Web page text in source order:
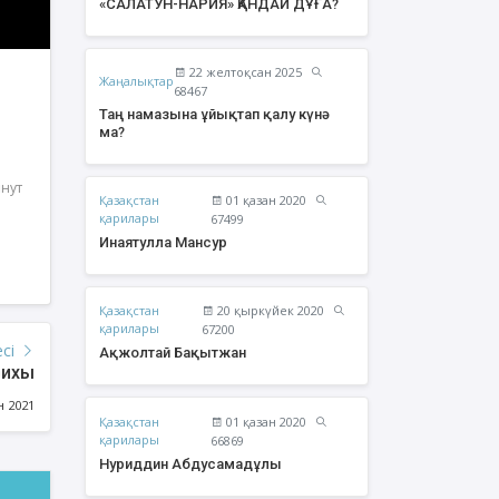
Бауыржан
Қайырбайұлы
Құрбан Яхия Сансызбайұлы
2021
«САЛАТУН-НАРИЯ» ҚАНДАЙ ДҰҒА?
Жаңалықтар
22 желтоқсан 2025
68467
Таң намазына ұйықтап қалу күнә
ма?
Қазақстан
қарилары
01 қазан 2020
67499
Инаятулла Мансур
Қазақстан
қарилары
20 қыркүйек 2020
67200
Ақжолтай Бақытжан
Қазақстан
қарилары
01 қазан 2020
66869
Нуриддин Абдусамадұлы